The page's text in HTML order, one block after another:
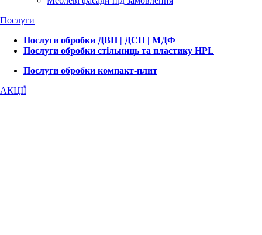
Послуги
Послуги обробки ДВП | ДСП | МДФ
Послуги обробки стільниць та пластику HPL
Послуги обробки компакт-плит
АКЦІЇ